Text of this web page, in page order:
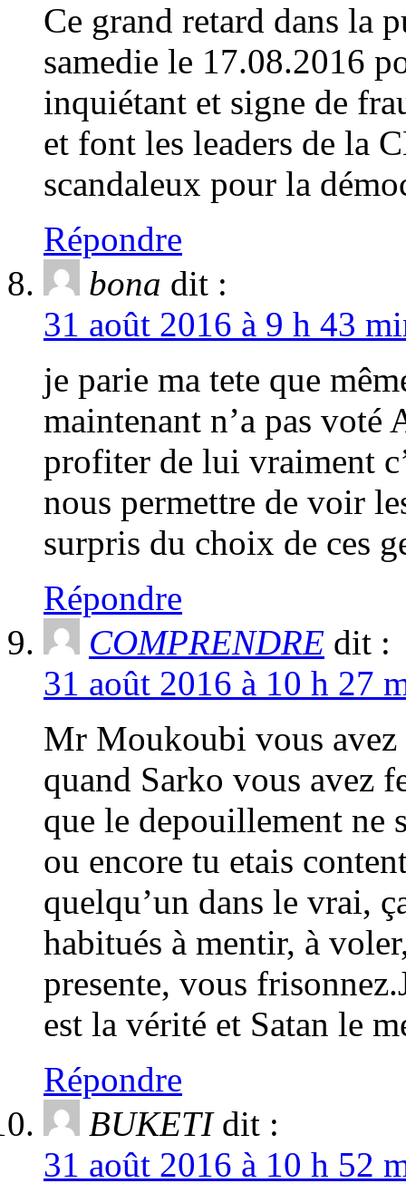
Ce grand retard dans la
samedie le 17.08.2016
inquiétant et signe de
et font les leaders de la
scandaleux pour la
Répondre
bona dit :
31 août 2016 à 9 h 43
je parie ma tete que
maintenant n’a pas voté
profiter de lui vraiment
nous permettre de voir
surpris du choix de ces
Répondre
COMPRENDRE dit :
31 août 2016 à 10 h 27
Mr Moukoubi vous avez
quand Sarko vous avez
que le depouillement ne
ou encore tu etais
quelqu’un dans le vrai,
habitués à mentir, à
presente, vous
est la vérité et Satan le
Répondre
BUKETI dit :
31 août 2016 à 10 h 52